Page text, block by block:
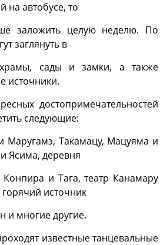
на автобусе, то
заложить целую неделю. По
заглянуть в
сады и замки, а также
источники.
достопримечательностей
следующие:
Маругамэ, Такамацу, Мацуяма и
Ясима, деревня
Конпира и Тага, театр Канамару
источник
и многие другие.
известные танцевальные